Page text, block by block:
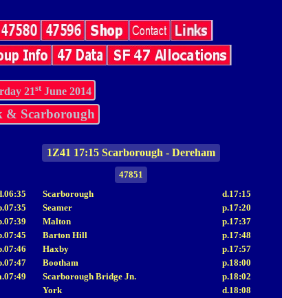
21stJune 2014
& Scarborough
1Z41 17:15 Scarborough - Dereham
47851
Scarborough
d.17:15
Seamer
p.17:20
Malton
p.17:37
Barton Hill
p.17:48
Haxby
p.17:57
Bootham
p.18:00
Scarborough Bridge Jn.
p.18:02
York
d.18:08